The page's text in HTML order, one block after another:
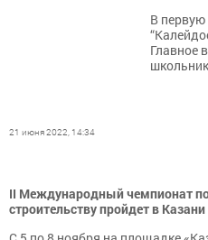
В
Главное
21 июня 2022, 14:34
II Международный чемпионат
строительству пройдет в Казани